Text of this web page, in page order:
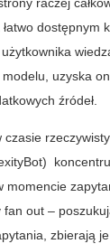
raczej
dostępnym
modelu, uzyska
źródeł.
czasie
momencie
out –
zbierają